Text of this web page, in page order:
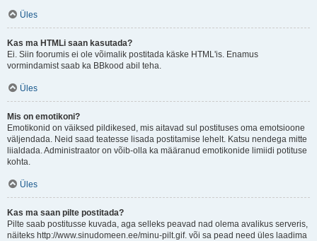
Üles
Kas ma HTMLi saan kasutada?
Ei. Siin foorumis ei ole võimalik postitada käske HTML'is. Enamus
vormindamist saab ka BBkood abil teha.
Üles
Mis on emotikoni?
Emotikonid on väiksed pildikesed, mis aitavad sul postituses oma emotsioone
väljendada. Neid saad teatesse lisada postitamise lehelt. Katsu nendega mitte
liialdada. Administraator on võib-olla ka määranud emotikonide limiidi potituse
kohta.
Üles
Kas ma saan pilte postitada?
Pilte saab postitusse kuvada, aga selleks peavad nad olema avalikus serveris,
näiteks http://www.sinudomeen.ee/minu-pilt.gif. või sa pead need üles laadima